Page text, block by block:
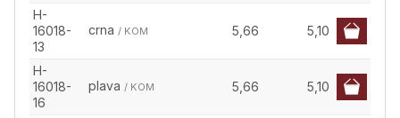
H-
16018-
13
crna / KOM 5,66 5,10
H-
16018-
16
plava / KOM 5,66 5,10